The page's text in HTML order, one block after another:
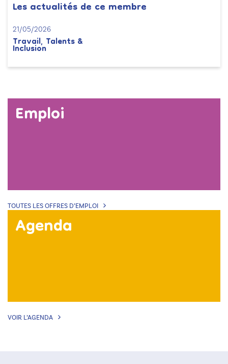
Les actualités de ce membre
21/05/2026
Travail, Talents &
Inclusion
Emploi
TOUTES LES OFFRES D’EMPLOI
Agenda
VOIR L’AGENDA